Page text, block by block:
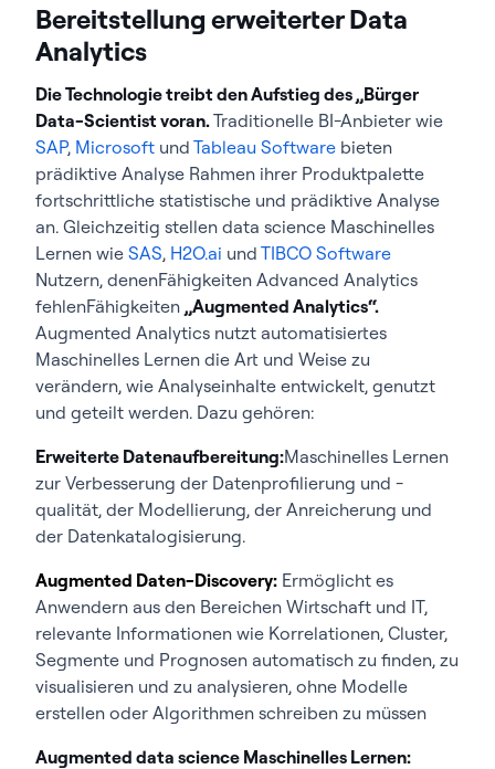
Bereitstellung erweiterter Data
Analytics
Die Technologie treibt den Aufstieg des „Bürger
Data-Scientist voran.Traditionelle BI-Anbieter wie
SAP, Microsoft und Tableau Software bieten
prädiktive Analyse Rahmen ihrer Produktpalette
fortschrittliche statistische und prädiktive Analyse
an. Gleichzeitig stellen data science Maschinelles
Lernen wie SAS, H2O.ai und TIBCO Software
Nutzern, denenFähigkeiten Advanced Analytics
fehlenFähigkeiten „Augmented Analytics“.
Augmented Analytics nutzt automatisiertes
Maschinelles Lernen die Art und Weise zu
verändern, wie Analyseinhalte entwickelt, genutzt
und geteilt werden. Dazu gehören:
Erweiterte Datenaufbereitung:Maschinelles Lernen
zur Verbesserung der Datenprofilierung und -
qualität, der Modellierung, der Anreicherung und
der Datenkatalogisierung.
Augmented Daten-Discovery: Ermöglicht es
Anwendern aus den Bereichen Wirtschaft und IT,
relevante Informationen wie Korrelationen, Cluster,
Segmente und Prognosen automatisch zu finden, zu
visualisieren und zu analysieren, ohne Modelle
erstellen oder Algorithmen schreiben zu müssen
Augmented data science Maschinelles Lernen: